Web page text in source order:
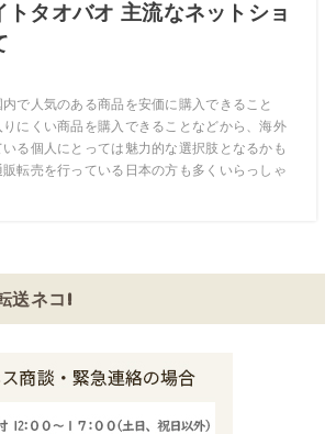
トタオバオ 主流なネットショ
で人気のある商品を安価に購入できること
にくい商品を購入できることなどから、海外
る個人にとっては魅力的な選択肢となるかも
転売を行っている日本の方も多くいらっしゃ
送ネコ!